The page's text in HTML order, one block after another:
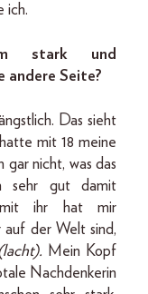
ich.
stark und
andere Seite?
Das sieht
mit 18 meine
gar nicht, was das
sehr gut damit
mit ihr hat mir
auf der Welt sind,
Mein Kopf
Nachdenkerin